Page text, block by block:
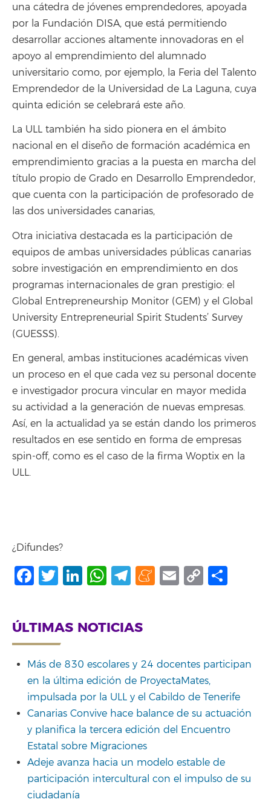
una cátedra de jóvenes emprendedores, apoyada
por la Fundación DISA, que está permitiendo
desarrollar acciones altamente innovadoras en el
apoyo al emprendimiento del alumnado
universitario como, por ejemplo, la Feria del Talento
Emprendedor de la Universidad de La Laguna, cuya
quinta edición se celebrará este año.
La ULL también ha sido pionera en el ámbito
nacional en el diseño de formación académica en
emprendimiento gracias a la puesta en marcha del
título propio de Grado en Desarrollo Emprendedor,
que cuenta con la participación de profesorado de
las dos universidades canarias,
Otra iniciativa destacada es la participación de
equipos de ambas universidades públicas canarias
sobre investigación en emprendimiento en dos
programas internacionales de gran prestigio: el
Global Entrepreneurship Monitor (GEM) y el Global
University Entrepreneurial Spirit Students’ Survey
(GUESSS).
En general, ambas instituciones académicas viven
un proceso en el que cada vez su personal docente
e investigador procura vincular en mayor medida
su actividad a la generación de nuevas empresas.
Así, en la actualidad ya se están dando los primeros
resultados en ese sentido en forma de empresas
spin-off, como es el caso de la firma Woptix en la
ULL.
¿Difundes?
Facebook
Twitter
LinkedIn
WhatsApp
Telegram
Meneame
Email
Copy
ÚLTIMAS NOTICIAS
Más de 830 escolares y 24 docentes participan
en la última edición de ProyectaMates,
impulsada por la ULL y el Cabildo de Tenerife
Canarias Convive hace balance de su actuación
y planifica la tercera edición del Encuentro
Estatal sobre Migraciones
Adeje avanza hacia un modelo estable de
participación intercultural con el impulso de su
ciudadanía